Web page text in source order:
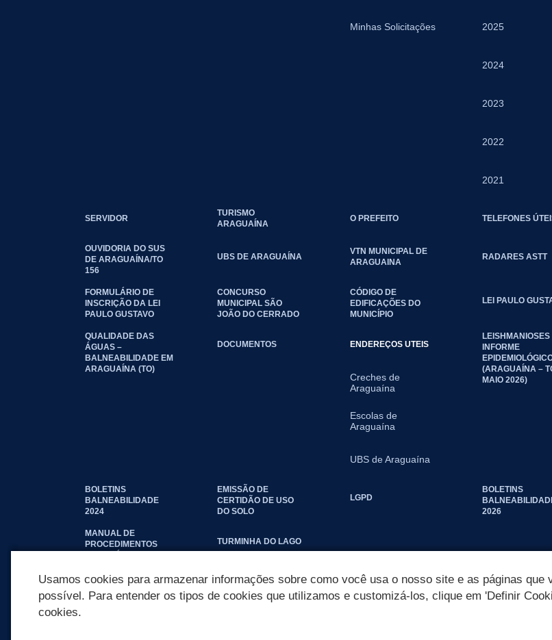
Minhas Solicitações 2025
2024
2023
2022
2021
SERVIDOR
TURISMO
ARAGUAÍNA
O PREFEITO TELEFONES
OUVIDORIA DO SUS
DE ARAGUAÍNA/TO
156
UBS DE ARAGUAÍNA
VTN MUNICIPAL DE
ARAGUAINA
RADARES ASTT
FORMULÁRIO DE
INSCRIÇÃO DA LEI
PAULO GUSTAVO
CONCURSO
MUNICIPAL SÃO
JOÃO DO CERRADO
CÓDIGO DE
EDIFICAÇÕES DO
MUNICÍPIO
LEI PAULO
QUALIDADE DAS
ÁGUAS –
BALNEABILIDADE EM
ARAGUAÍNA (TO)
DOCUMENTOS ENDEREÇOS UTEIS
Creches de
Araguaína
Escolas de
Araguaína
UBS de Araguaína
LEISHMANIOSES
INFORME
(ARAGUAÍNA –
MAIO 2026)
BOLETINS
BALNEABILIDADE
2024
EMISSÃO DE
CERTIDÃO DE USO
DO SOLO
LGPD
BOLETINS
2026
MANUAL DE
PROCEDIMENTOS
TURMINHA DO LAGO
Usamos cookies para armazenar informações sobre como você usa o nosso site e as páginas
possível. Para entender os tipos de cookies que utilizamos e customizá-los, clique em 'Definir
cookies.